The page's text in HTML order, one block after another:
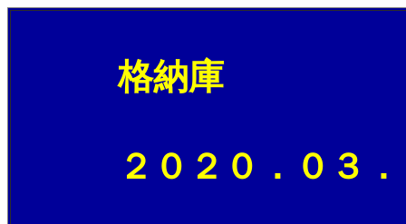
格納庫
２０２０．０３．